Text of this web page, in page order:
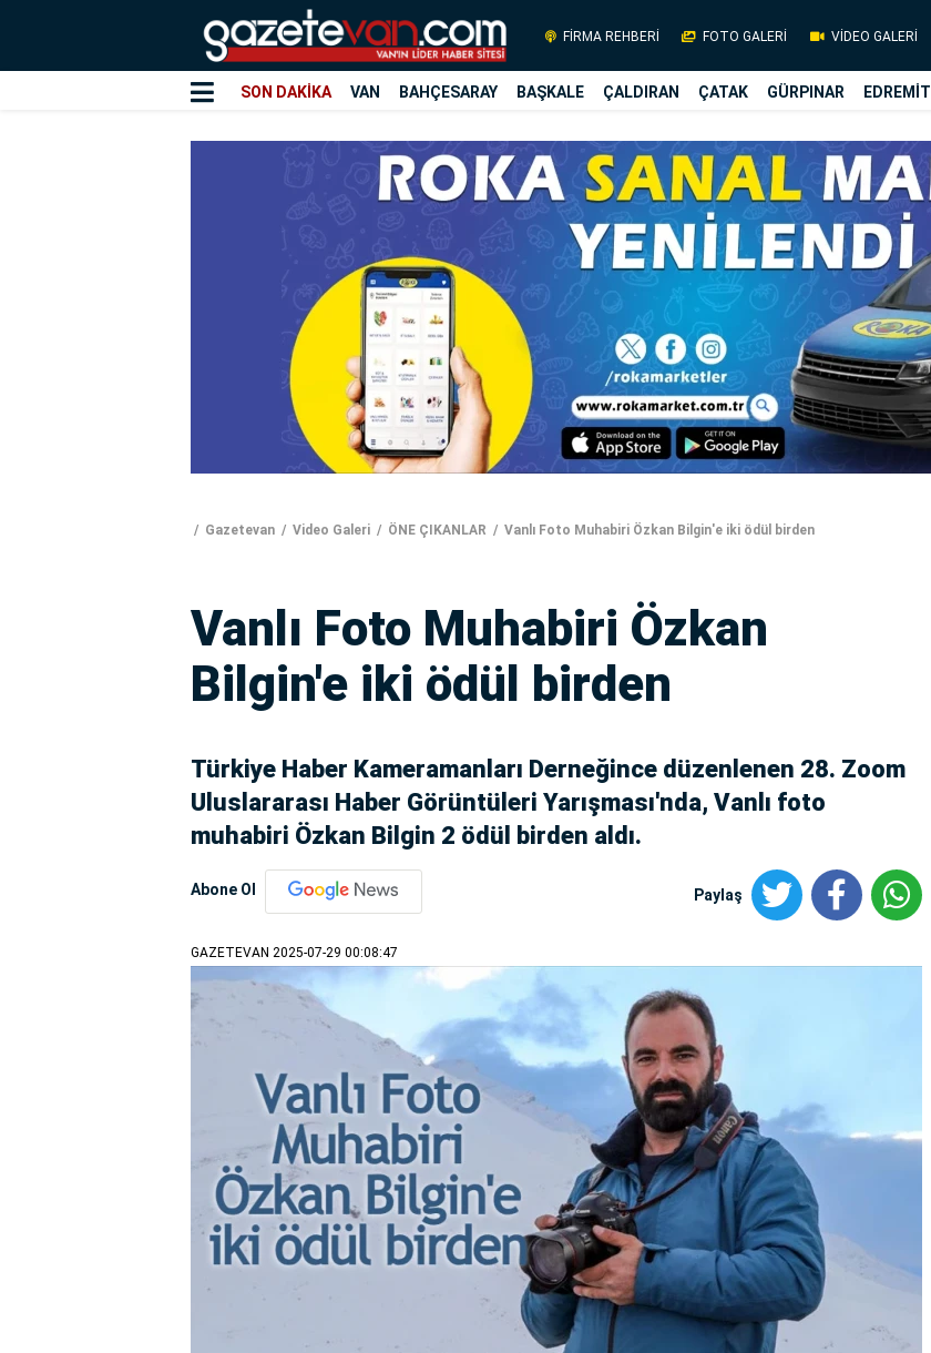
FİRMA REHBERİ FOTO GALERİ VİDEO GALERİ
SON DAKİKA VAN BAHÇESARAY BAŞKALE ÇALDIRAN ÇATAK GÜRPINAR EDREMİT
Gazetevan Video Galeri ÖNE ÇIKANLAR Vanlı Foto Muhabiri Özkan Bilgin'e iki ödül birden
Vanlı Foto Muhabiri Özkan
Bilgin'e iki ödül birden
Türkiye Haber Kameramanları Derneğince düzenlenen 28. Zoom
Uluslararası Haber Görüntüleri Yarışması'nda, Vanlı foto
muhabiri Özkan Bilgin 2 ödül birden aldı.
Abone Ol Paylaş
GAZETEVAN 2025-07-29 00:08:47